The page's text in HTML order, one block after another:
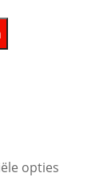
opties